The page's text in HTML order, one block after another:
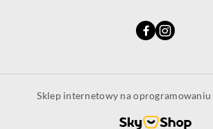
Sklep internetowy na oprogramowaniu